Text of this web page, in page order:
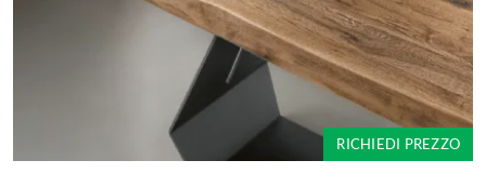
RICHIEDI PREZZO